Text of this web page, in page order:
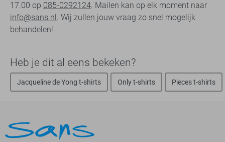
17.00 op 085-0292124. Mailen kan op elk moment naar
info@sans.nl. Wij zullen jouw vraag zo snel mogelijk
behandelen!
Heb je dit al eens bekeken?
Jacqueline de Yong t-shirts Only t-shirts Pieces t-shirts